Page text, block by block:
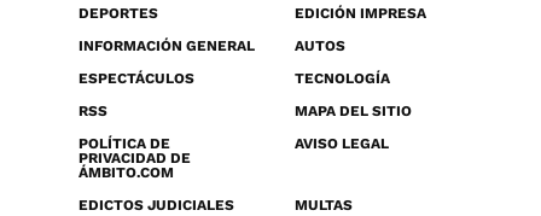
DEPORTES
EDICIÓN IMPRESA
INFORMACIÓN GENERAL
AUTOS
ESPECTÁCULOS
TECNOLOGÍA
RSS
MAPA DEL SITIO
POLÍTICA DE
PRIVACIDAD DE
ÁMBITO.COM
AVISO LEGAL
EDICTOS JUDICIALES
MULTAS